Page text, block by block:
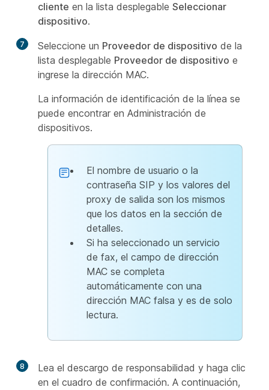
cliente en la lista desplegable Seleccionar
dispositivo.
7 Seleccione un Proveedor de dispositivo de la
lista desplegable Proveedor de dispositivo e
ingrese la dirección MAC.
La información de identificación de la línea se
puede encontrar en Administración de
dispositivos.
El nombre de usuario o la
contraseña SIP y los valores del
proxy de salida son los mismos
que los datos en la sección de
detalles.
Si ha seleccionado un servicio
de fax, el campo de dirección
MAC se completa
automáticamente con una
dirección MAC falsa y es de solo
lectura.
8
Lea el descargo de responsabilidad y haga clic
en el cuadro de confirmación. A continuación,